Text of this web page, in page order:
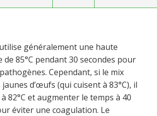
généralement une haute
85°C pendant 30 secondes pour
Cependant, si le mix
d’œufs (qui cuisent à 83°C), il
82°C et augmenter le temps à 40
éviter une coagulation. Le